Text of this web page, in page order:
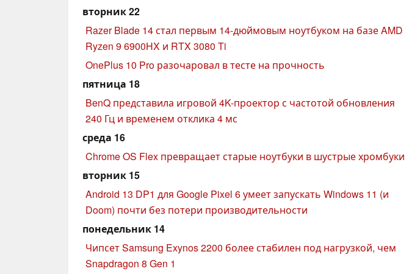
вторник 22
Razer Blade 14 стал первым 14-дюймовым ноутбуком на базе AMD
Ryzen 9 6900HX и RTX 3080 Ti
OnePlus 10 Pro разочаровал в тесте на прочность
пятница 18
BenQ представила игровой 4K-проектор с частотой обновления
240 Гц и временем отклика 4 мс
среда 16
Chrome OS Flex превращает старые ноутбуки в шустрые хромбуки
вторник 15
Android 13 DP1 для Google Pixel 6 умеет запускать Windows 11 (и
Doom) почти без потери производительности
понедельник 14
Чипсет Samsung Exynos 2200 более стабилен под нагрузкой, чем
Snapdragon 8 Gen 1